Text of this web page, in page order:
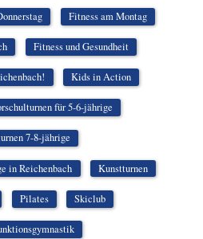
Fitness am Montag
Fitness und Gesundheit
Kids in Action
für 5-6-jährige
7-8-jährige
in Reichenbach Kunstturnen
Pilates Skiclub